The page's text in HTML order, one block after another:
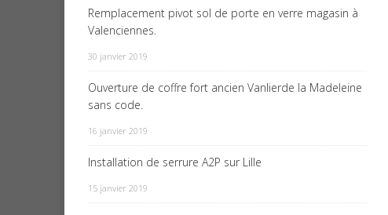
Remplacement pivot sol de porte en verre magasin à
Valenciennes.
30 janvier 2019
Ouverture de coffre fort ancien Vanlierde la Madeleine
sans code.
16 janvier 2019
Installation de serrure A2P sur Lille
15 janvier 2019